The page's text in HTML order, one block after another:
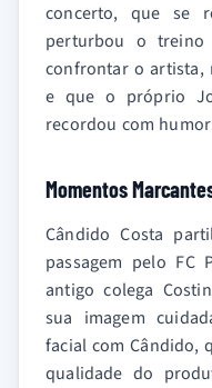
concerto, que se
perturbou o treino
confrontar o artista,
e que o próprio
recordou com
Momentos
Cândido Costa
passagem pelo
antigo colega
sua imagem
facial com Cândido,
qualidade do